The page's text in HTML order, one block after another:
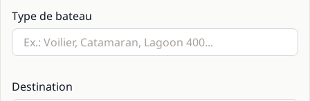
Type de bateau
Destination